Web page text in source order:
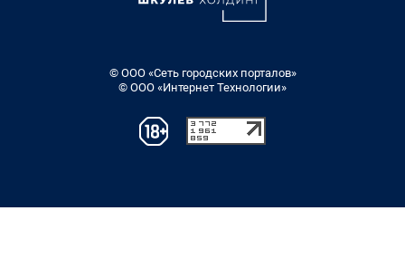
© ООО «Сеть городских порталов»
© ООО «Интернет Технологии»